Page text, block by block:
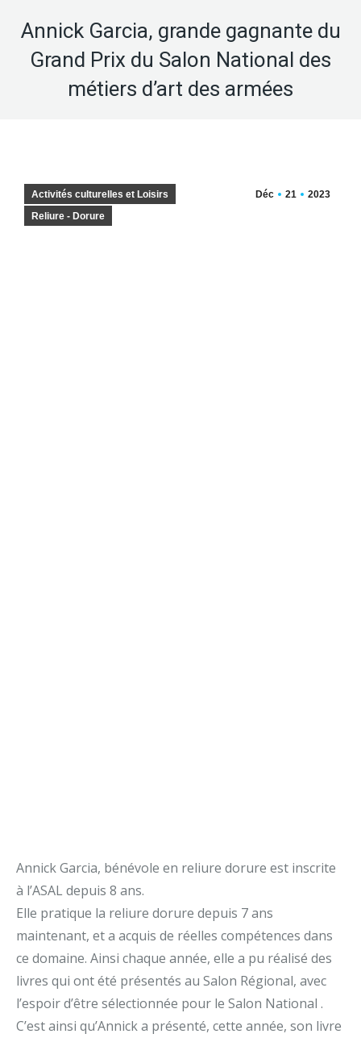
Annick Garcia, grande gagnante du
Grand Prix du Salon National des
métiers d’art des armées
Déc 21 2023
Activités culturelles et Loisirs
Reliure - Dorure
Annick Garcia, bénévole en reliure dorure est inscrite
à l’ASAL depuis 8 ans.
Elle pratique la reliure dorure depuis 7 ans
maintenant, et a acquis de réelles compétences dans
ce domaine. Ainsi chaque année, elle a pu réalisé des
livres qui ont été présentés au Salon Régional, avec
l’espoir d’être sélectionnée pour le Salon National .
C’est ainsi qu’Annick a présenté, cette année, son livre